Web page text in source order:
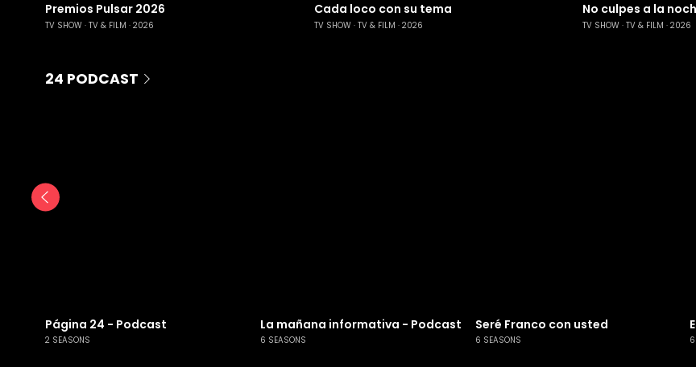
Premios Pulsar 2026
TV SHOW TV & FILM 2026
Cada loco con su tema
TV SHOW TV & FILM 2026
No culpes a la
TV SHOW TV & FILM 2026
24 PODCAST
Página 24 - Podcast
2 SEASONS
La mañana informativa - Podcast
6 SEASONS
Seré Franco con usted
6 SEASONS